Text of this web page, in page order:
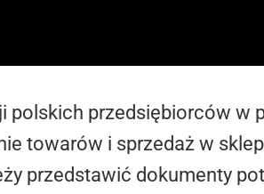
przedsiębiorców w
towarów i sprzedaż w
przedstawić dokumenty